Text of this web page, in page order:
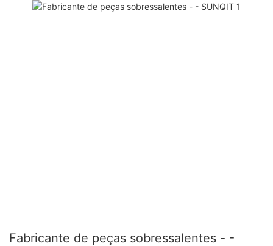
Fabricante de peças sobressalentes - -